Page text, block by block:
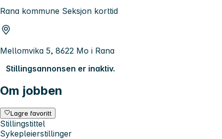
Rana kommune Seksjon korttid
Mellomvika 5, 8622 Mo i Rana
Stillingsannonsen er inaktiv.
Om jobben
Lagre favoritt
Stillingstittel
Sykepleierstillinger